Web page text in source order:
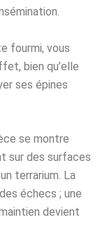
fourmi, vous
bien qu’elle
ses épines
se montre
sur des surfaces
terrarium. La
échecs ; une
devient